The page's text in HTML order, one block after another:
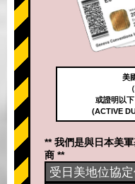
美
或證明以
(ACTIVE
** 我們是與日本美
商 **
受日美地位協